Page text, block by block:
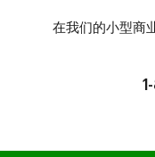
在我们的小型商